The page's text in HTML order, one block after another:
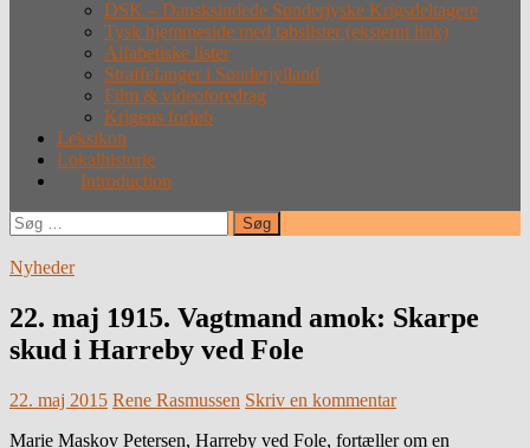
DSK – Dansksindede Sønderjyske Krigsdeltagere
Tysk hjemmeside med tabslister (eksternt link)
Alfabetiske lister
Straffefanger i Sønderjylland
Film & videoforedrag
Krigens forløb
Leksikon
Lokalhistorie
Introduction
Søg
efter:
Nyheder
22. maj 1915. Vagtmand amok: Skarpe
skud i Harreby ved Fole
22. maj 2015 Rene Rasmussen Skriv en kommentar
Marie Maskov Petersen, Harreby ved Fole, fortæller om en